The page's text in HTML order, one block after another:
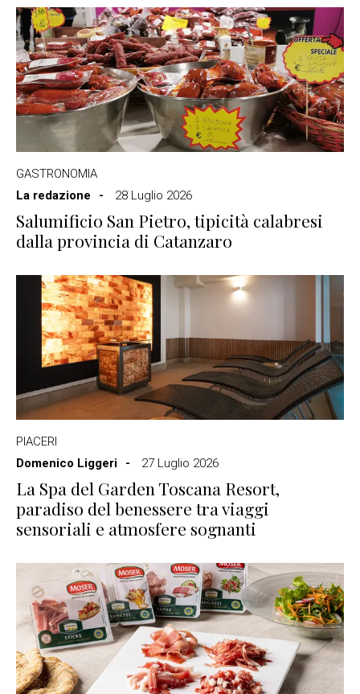
GASTRONOMIA
La redazione
28 Luglio 2026
Salumificio San Pietro, tipicità calabresi
dalla provincia di Catanzaro
PIACERI
Domenico Liggeri
27 Luglio 2026
La Spa del Garden Toscana Resort,
paradiso del benessere tra viaggi
sensoriali e atmosfere sognanti